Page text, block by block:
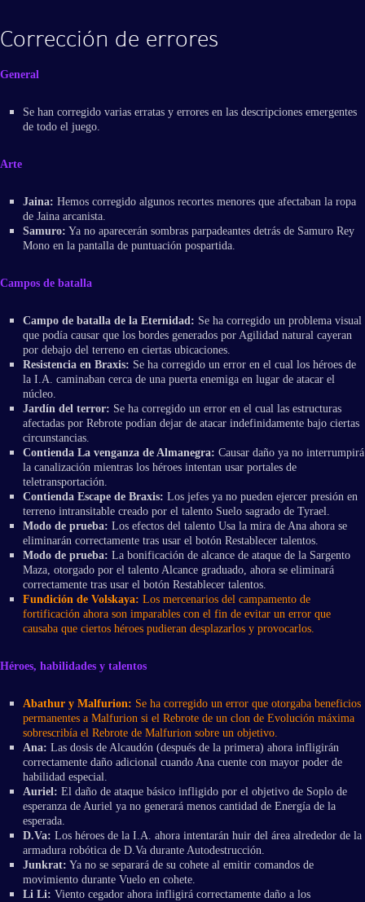
Corrección de errores
General
Se han corregido varias erratas y errores en las descripciones emergentes
de todo el juego.
Arte
Jaina: Hemos corregido algunos recortes menores que afectaban la ropa
de Jaina arcanista.
Samuro: Ya no aparecerán sombras parpadeantes detrás de Samuro Rey
Mono en la pantalla de puntuación pospartida.
Campos de batalla
Campo de batalla de la Eternidad: Se ha corregido un problema visual
que podía causar que los bordes generados por Agilidad natural cayeran
por debajo del terreno en ciertas ubicaciones.
Resistencia en Braxis: Se ha corregido un error en el cual los héroes de
la I.A. caminaban cerca de una puerta enemiga en lugar de atacar el
núcleo.
Jardín del terror: Se ha corregido un error en el cual las estructuras
afectadas por Rebrote podían dejar de atacar indefinidamente bajo ciertas
circunstancias.
Contienda La venganza de Almanegra: Causar daño ya no interrumpirá
la canalización mientras los héroes intentan usar portales de
teletransportación.
Contienda Escape de Braxis: Los jefes ya no pueden ejercer presión en
terreno intransitable creado por el talento Suelo sagrado de Tyrael.
Modo de prueba: Los efectos del talento Usa la mira de Ana ahora se
eliminarán correctamente tras usar el botón Restablecer talentos.
Modo de prueba: La bonificación de alcance de ataque de la Sargento
Maza, otorgado por el talento Alcance graduado, ahora se eliminará
correctamente tras usar el botón Restablecer talentos.
Fundición de Volskaya: Los mercenarios del campamento de
fortificación ahora son imparables con el fin de evitar un error que
causaba que ciertos héroes pudieran desplazarlos y provocarlos.
Héroes, habilidades y talentos
Abathur y Malfurion: Se ha corregido un error que otorgaba beneficios
permanentes a Malfurion si el Rebrote de un clon de Evolución máxima
sobrescribía el Rebrote de Malfurion sobre un objetivo.
Ana: Las dosis de Alcaudón (después de la primera) ahora infligirán
correctamente daño adicional cuando Ana cuente con mayor poder de
habilidad especial.
Auriel: El daño de ataque básico infligido por el objetivo de Soplo de
esperanza de Auriel ya no generará menos cantidad de Energía de la
esperada.
D.Va: Los héroes de la I.A. ahora intentarán huir del área alrededor de la
armadura robótica de D.Va durante Autodestrucción.
Junkrat: Ya no se separará de su cohete al emitir comandos de
movimiento durante Vuelo en cohete.
Li Li: Viento cegador ahora infligirá correctamente daño a los